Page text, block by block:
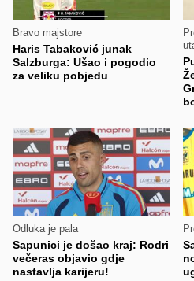
Bravo majstore
Haris Tabaković junak
Salzburga: Ušao i pogodio
za veliku pobjedu
Odluka je pala
Sapunici je došao kraj: Rodri
večeras objavio gdje
nastavlja karijeru!